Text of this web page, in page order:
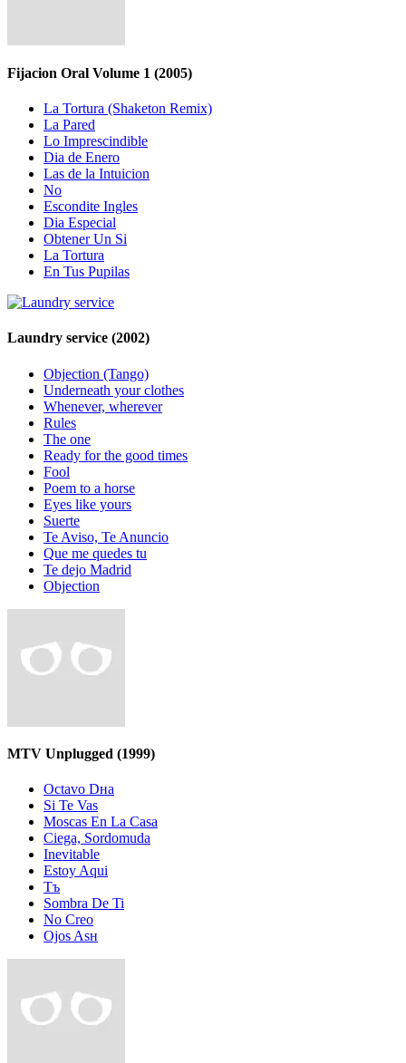
Fijacion Oral Volume 1 (2005)
La Tortura (Shaketon Remix)
La Pared
Lo Imprescindible
Dia de Enero
Las de la Intuicion
No
Escondite Ingles
Dia Especial
Obtener Un Si
La Tortura
En Tus Pupilas
Laundry service (2002)
Objection (Tango)
Underneath your clothes
Whenever, wherever
Rules
The one
Ready for the good times
Fool
Poem to a horse
Eyes like yours
Suerte
Te Aviso, Te Anuncio
Que me quedes tu
Te dejo Madrid
Objection
MTV Unplugged (1999)
Octavo Dнa
Si Te Vas
Moscas En La Casa
Ciega, Sordomuda
Inevitable
Estoy Aqui
Tъ
Sombra De Ti
No Creo
Ojos Asн